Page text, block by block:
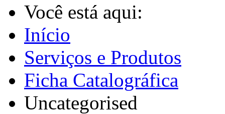
Você está aqui:
Início
Serviços e Produtos
Ficha Catalográfica
Uncategorised